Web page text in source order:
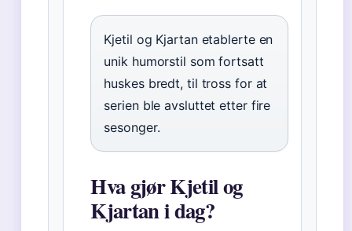
Kjetil og Kjartan etablerte en
unik humorstil som fortsatt
huskes bredt, til tross for at
serien ble avsluttet etter fire
sesonger.
Hva gjør Kjetil og
Kjartan i dag?